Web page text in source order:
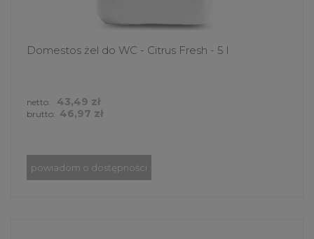
Domestos żel do WC - Citrus Fresh - 5 l
brutto: 46,97 zł
netto: 43,49 zł
powiadom o dostępności